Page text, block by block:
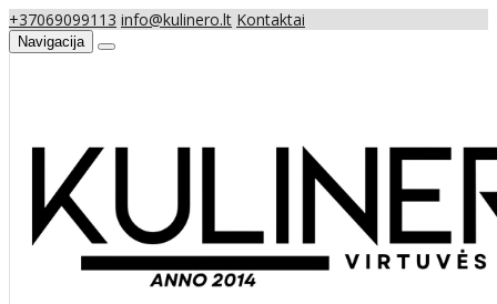
+37069099113 info@kulinero.lt Kontaktai
Navigacija